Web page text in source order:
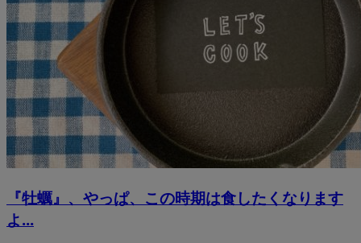
『牡蠣』、やっぱ、この時期は食したくなります
よ...